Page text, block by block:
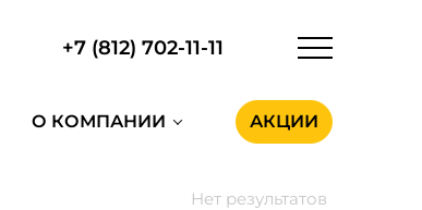
+7 (812) 702-11-11
О КОМПАНИИ АКЦИИ
Нет результатов